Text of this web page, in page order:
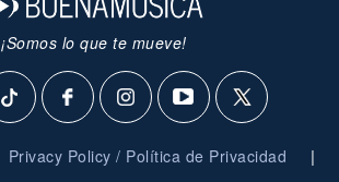
¡Somos lo que te mueve!
Privacy Policy / Política de Privacidad |